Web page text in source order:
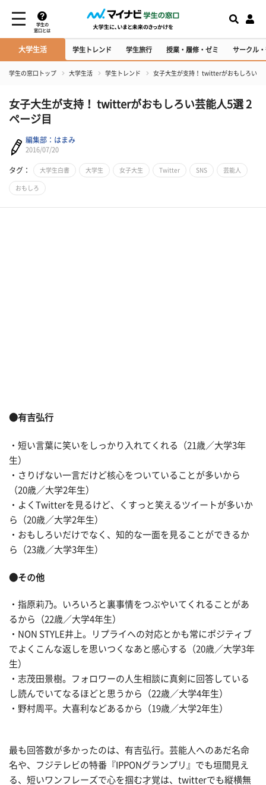
学生の
窓口とは
大学生活 学生トレンド 学生旅行 授業・履修・ゼミ サークル
学生の窓口トップ 大学生活 学生トレンド 女子大生が支持！ twitterがおもしろい芸
女子大生が支持！ twitterがおもしろい芸能人5選 2
ページ目
編集部：はまみ
2016/07/20
タグ： 大学生白書 大学生 女子大生 Twitter SNS 芸能人
おもしろ
●有吉弘行
・短い言葉に笑いをしっかり入れてくれる（21歳／大学3年
生）
・さりげない一言だけど核心をついていることが多いから
（20歳／大学2年生）
・よくTwitterを見るけど、くすっと笑えるツイートが多いか
ら（20歳／大学2年生）
・おもしろいだけでなく、知的な一面を見ることができるか
ら（23歳／大学3年生）
●その他
・指原莉乃。いろいろと裏事情をつぶやいてくれることがあ
るから（22歳／大学4年生）
・NON STYLE井上。リプライへの対応とかも常にポジティブ
でよくこんな返しを思いつくなあと感心する（20歳／大学3年
生）
・志茂田景樹。フォロワーの人生相談に真剣に回答している
し読んでいてなるほどと思うから（22歳／大学4年生）
・野村周平。大喜利などあるから（19歳／大学2年生）
最も回答数が多かったのは、有吉弘行。芸能人へのあだ名命
名や、フジテレビの特番『IPPONグランプリ』でも垣間見え
る、短いワンフレーズで心を掴む才覚は、twitterでも縦横無